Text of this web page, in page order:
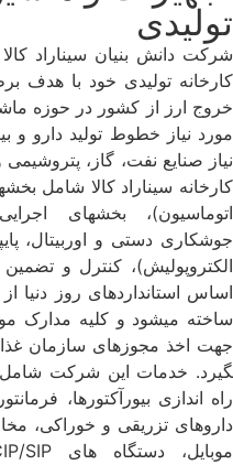
تولیدی
کارخانه تولیدی خود با هدف
خروج ارز از کشور در حوزه
مورد نیاز خطوط تولید دارو و
نیاز صنایع نفت، گاز،
کارخانه سیناراد کالا شامل
اتوماسیون)، بخش­های
جوشکاری دستی و اوربیتال،
گیرد. خدمات این شرکت
راه ­اندازی بیورآکتورها،